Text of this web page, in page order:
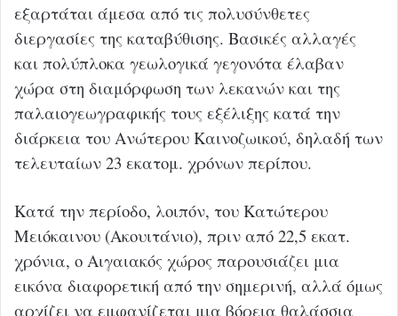
εξαρτάται άμεσα από τις πολυσύνθετες
διεργασίες της καταβύθισης. Βασικές αλλαγές
και πολύπλοκα γεωλογικά γεγονότα έλαβαν
χώρα στη διαμόρφωση των λεκανών και της
παλαιογεωγραφικής τους εξέλιξης κατά την
διάρκεια του Ανώτερου Καινοζωικού, δηλαδή των
τελευταίων 23 εκατομ. χρόνων περίπου.
Κατά την περίοδο, λοιπόν, του Κατώτερου
Μειόκαινου (Ακουιτάνιο), πριν από 22,5 εκατ.
χρόνια, ο Αιγαιακός χώρος παρουσιάζει μια
εικόνα διαφορετική από την σημερινή, αλλά όμως
αρχίζει να εμφανίζεται μια βόρεια θαλάσσια